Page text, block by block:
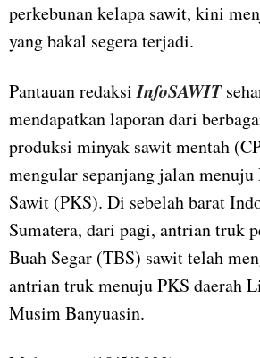
perkebunan kelapa sawit, kini
yang bakal segera terjadi.
Pantauan redaksiInfoSAWIT
mendapatkan laporan dari
produksi minyak sawit mentah
mengular sepanjang jalan
Sawit (PKS). Di sebelah barat
Sumatera, dari pagi, antrian truk
Buah Segar (TBS) sawit telah
antrian truk menuju PKS daerah
Musim Banyuasin.